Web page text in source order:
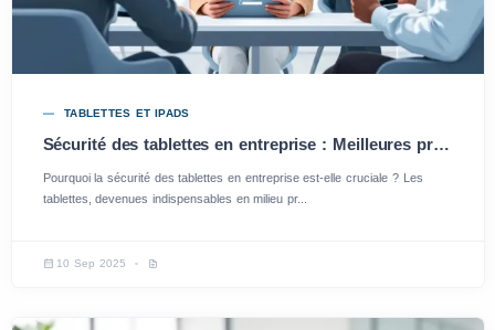
TABLETTES ET IPADS
Sécurité des tablettes en entreprise : Meilleures pratiques pour protéger vos données
Pourquoi la sécurité des tablettes en entreprise est-elle cruciale ? Les
tablettes, devenues indispensables en milieu pr...
10 Sep 2025